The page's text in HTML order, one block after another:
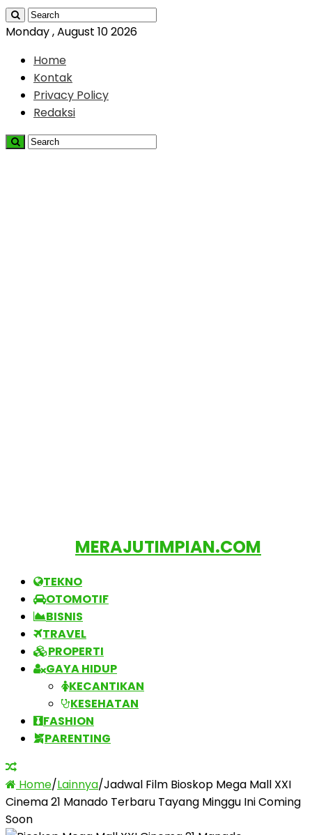
Monday , August 10 2026
Home
Kontak
Privacy Policy
Redaksi
MERAJUTIMPIAN.COM
TEKNO
OTOMOTIF
BISNIS
TRAVEL
PROPERTI
GAYA HIDUP
KECANTIKAN
KESEHATAN
FASHION
PARENTING
Home/Lainnya/Jadwal Film Bioskop Mega Mall XXI
Cinema 21 Manado Terbaru Tayang Minggu Ini Coming
Soon